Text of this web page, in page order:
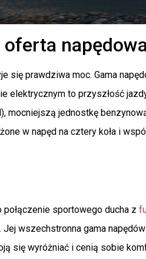
się prawdziwa moc. Gama
elektrycznym to przyszłość
mocniejszą jednostkę
w napęd na cztery koła i
sportowego ducha z
wszechstronna gama
się wyróżniać i cenią sobie